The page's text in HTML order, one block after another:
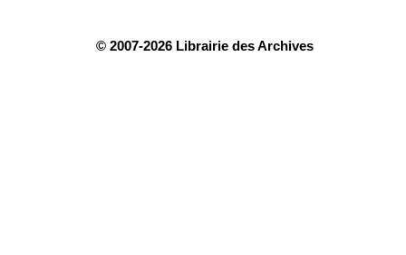
© 2007-2026 Librairie des Archives